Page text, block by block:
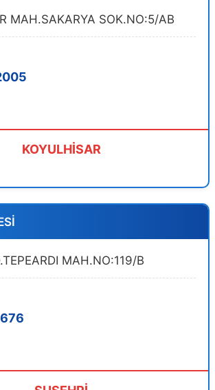
MAH.SAKARYA SOK.NO:5/AB
KOYULHİSAR
MAH.NO:119/B